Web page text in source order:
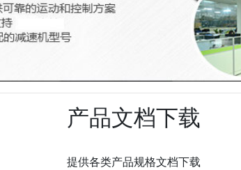
产品文档下载
提供各类产品规格文档下载